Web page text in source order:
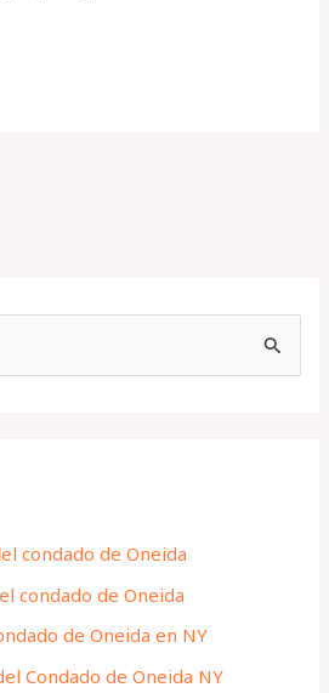
condado de Oneida
condado de Oneida
de Oneida en NY
Condado de Oneida NY